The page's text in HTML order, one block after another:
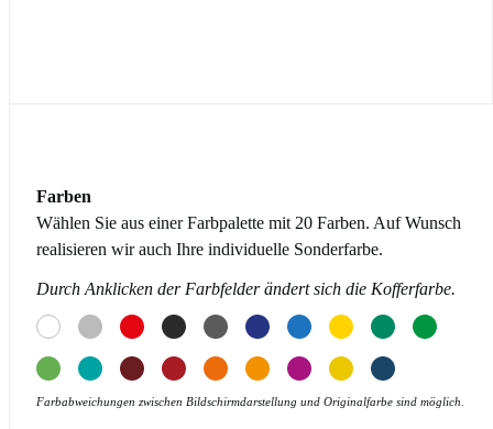
Farben
Wählen Sie aus einer Farbpalette mit 20 Farben. Auf Wunsch
realisieren wir auch Ihre individuelle Sonderfarbe.
Durch Anklicken der Farbfelder ändert sich die Kofferfarbe.
Farbabweichungen zwischen Bildschirmdarstellung und Originalfarbe sind möglich.